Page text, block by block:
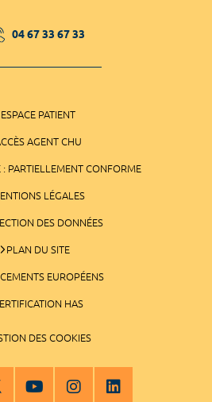
04 67 33 67 33
ESPACE PATIENT
AGENT CHU
: PARTIELLEMENT CONFORME
LÉGALES
DES DONNÉES
PLAN DU SITE
EUROPÉENS
HAS
DES COOKIES